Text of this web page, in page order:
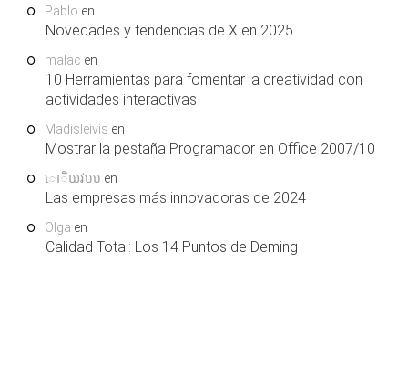
Pablo en
Novedades y tendencias de X en 2025
malac en
10 Herramientas para fomentar la creatividad con
actividades interactivas
Madisleivis en
Mostrar la pestaña Programador en Office 2007/10
ោិយវបប en
Las empresas más innovadoras de 2024
Olga en
Calidad Total: Los 14 Puntos de Deming